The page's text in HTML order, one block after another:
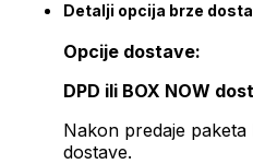
Detalji opcija brze
Opcije dostave:
DPD ili BOX NOW
Nakon predaje
dostave.